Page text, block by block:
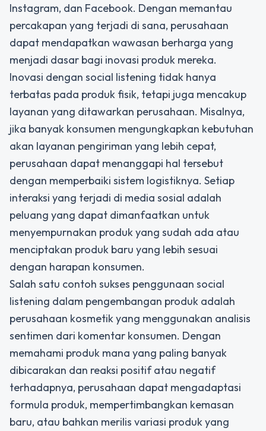
Instagram, dan Facebook. Dengan memantau
percakapan yang terjadi di sana, perusahaan
dapat mendapatkan wawasan berharga yang
menjadi dasar bagi inovasi produk mereka.
Inovasi dengan social listening tidak hanya
terbatas pada produk fisik, tetapi juga mencakup
layanan yang ditawarkan perusahaan. Misalnya,
jika banyak konsumen mengungkapkan kebutuhan
akan layanan pengiriman yang lebih cepat,
perusahaan dapat menanggapi hal tersebut
dengan memperbaiki sistem logistiknya. Setiap
interaksi yang terjadi di media sosial adalah
peluang yang dapat dimanfaatkan untuk
menyempurnakan produk yang sudah ada atau
menciptakan produk baru yang lebih sesuai
dengan harapan konsumen.
Salah satu contoh sukses penggunaan social
listening dalam pengembangan produk adalah
perusahaan kosmetik yang menggunakan analisis
sentimen dari komentar konsumen. Dengan
memahami produk mana yang paling banyak
dibicarakan dan reaksi positif atau negatif
terhadapnya, perusahaan dapat mengadaptasi
formula produk, mempertimbangkan kemasan
baru, atau bahkan merilis variasi produk yang